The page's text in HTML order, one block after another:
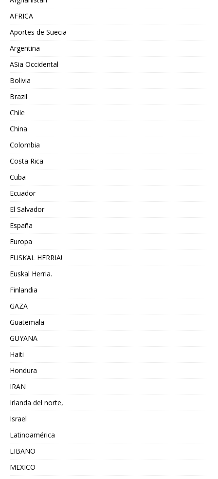
AFRICA
Aportes de Suecia
Argentina
ASia Occidental
Bolivia
Brazil
Chile
China
Colombia
Costa Rica
Cuba
Ecuador
El Salvador
España
Europa
EUSKAL HERRIA!
Euskal Herria.
Finlandia
GAZA
Guatemala
GUYANA
Haiti
Hondura
IRAN
Irlanda del norte,
Israel
Latinoamérica
LIBANO
MEXICO